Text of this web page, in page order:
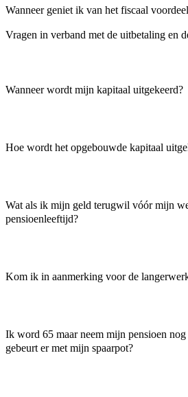
Wanneer geniet ik van het fiscaal
Vragen in verband met de uitbetaling en
Wanneer wordt mijn kapitaal uitgekeerd?
Hoe wordt het opgebouwde kapitaal
Wat als ik mijn geld terugwil vóór mijn
pensioenleeftijd?
Kom ik in aanmerking voor de
Ik word 65 maar neem mijn pensioen
gebeurt er met mijn spaarpot?